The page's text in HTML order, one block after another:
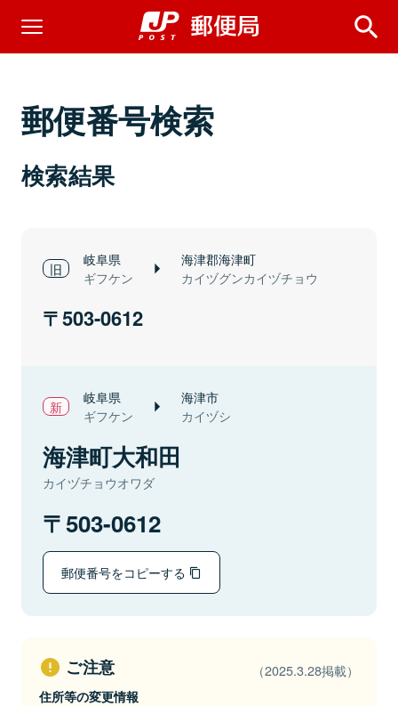
郵便番号検索
検索結果
岐阜県
ギフケン
海津郡海津町
カイヅグンカイヅチョウ
503-0612
岐阜県
ギフケン
海津市
カイヅシ
海津町大和田
カイヅチョウオワダ
503-0612
郵便番号をコピーする
ご注意 （2025.3.28掲載）
住所等の変更情報